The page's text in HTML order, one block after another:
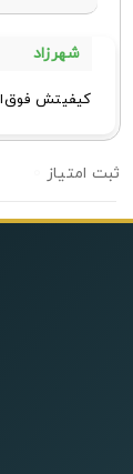
شهرزاد
کیفیتش